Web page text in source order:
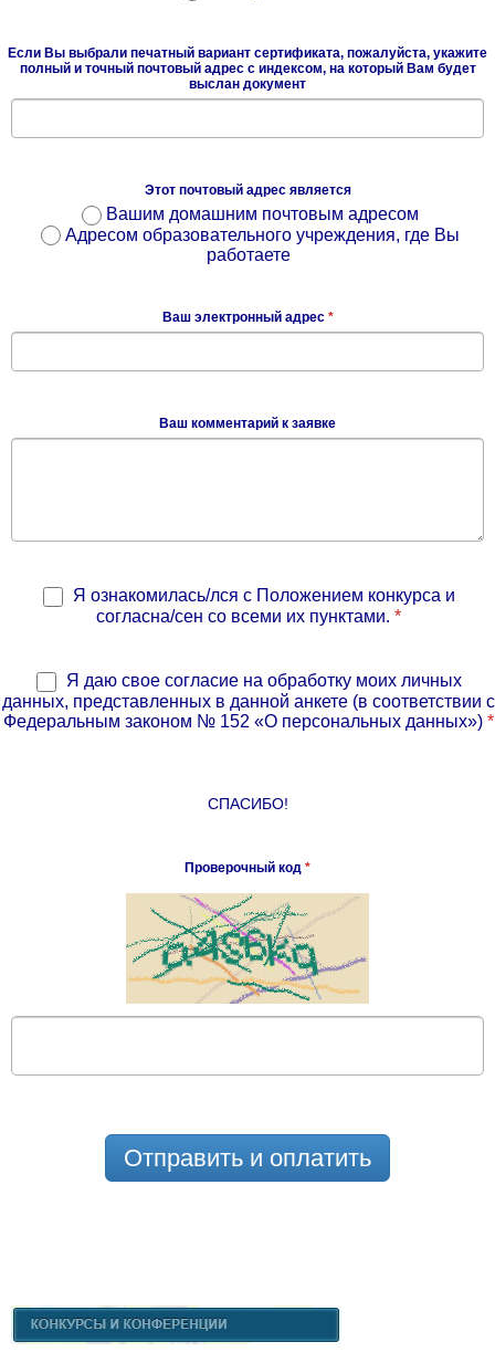
Если Вы выбрали печатный вариант сертификата, пожалуйста, укажите
полный и точный почтовый адрес с индексом, на который Вам будет
выслан документ
Этот почтовый адрес является
Вашим домашним почтовым адресом
Адресом образовательного учреждения, где Вы
работаете
Ваш электронный адрес *
Ваш комментарий к заявке
Я ознакомилась/лся с Положением конкурса и
согласна/сен со всеми их пунктами. *
Я даю свое согласие на обработку моих личных
данных, представленных в данной анкете (в соответствии с
Федеральным законом № 152 «О персональных данных») *
СПАСИБО!
Проверочный код *
Отправить и оплатить